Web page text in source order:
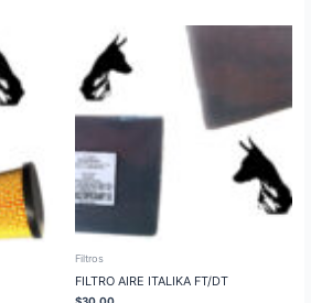
Filtros
FILTRO AIRE ITALIKA FT/DT